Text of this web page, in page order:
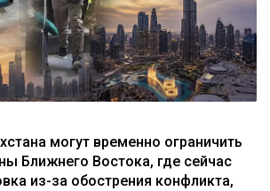
могут временно ограничить
Ближнего Востока, где сейчас
из-за обострения конфликта,